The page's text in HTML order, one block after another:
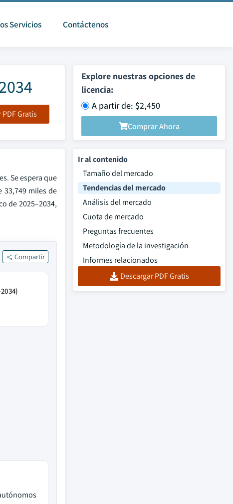
Servicios Contáctenos
Gratis
Explore nuestras opciones de
licencia:
A partir de: $2,450
Comprar Ahora
Se espera que
33,749 miles de
de 2025–2034,
Compartir
Ir al contenido
Tamaño del mercado
Tendencias del mercado
Análisis del mercado
Cuota de mercado
Preguntas frecuentes
Metodología de la investigación
Informes relacionados
Descargar PDF Gratis